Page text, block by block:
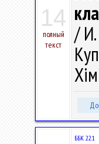
14
полный
текст
/ И.
ББК 22.1